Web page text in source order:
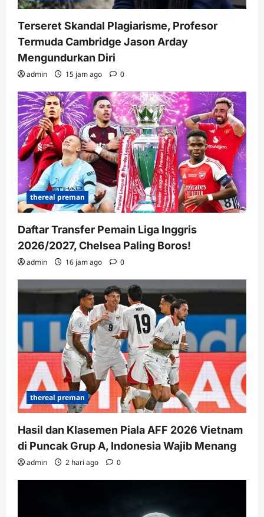
Terseret Skandal Plagiarisme, Profesor
Termuda Cambridge Jason Arday
Mengundurkan Diri
admin 15 jam ago 0
thereal preman
Daftar Transfer Pemain Liga Inggris
2026/2027, Chelsea Paling Boros!
admin 16 jam ago 0
thereal preman
Hasil dan Klasemen Piala AFF 2026 Vietnam
di Puncak Grup A, Indonesia Wajib Menang
admin 2 hari ago 0